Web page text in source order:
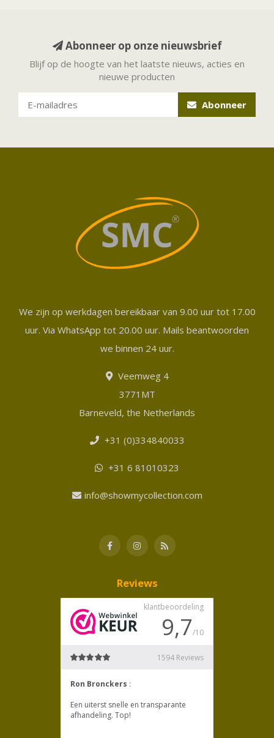
Abonneer op onze nieuwsbrief
Blijf op de hoogte van het laatste nieuws, acties en
nieuwe producten
Abonneer
We zijn op werkdagen bereikbaar van 9.00 uur tot 17.00
uur. Via WhatsApp tot 20.00 uur. Mails beantwoorden
we binnen 24 uur.
Veemweg 4
3771MT
Barneveld, the Netherlands
+31 (0)334840033
+31 6 81010323
info@showmycollection.com
Reviews